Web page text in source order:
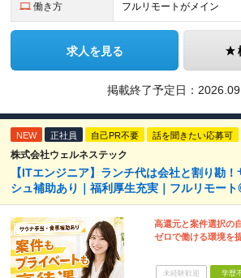
働き方 フルリモートがメイン
求人を見る
掲載終了予定日：
NEW 正社員 自己PR不要 話を聞きたい応募可
株式会社ウェルネステック
【ITエンジニア】ランチ代は会社と割り勘
シュ補助あり｜福利厚生充実｜フルリモー
高還元と案件選択の
ゼロで働ける環境を
未経験歓迎 学歴